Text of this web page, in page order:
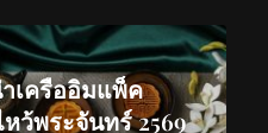
เครืออิมแพ็ค
ว้พระจันทร์ 2569